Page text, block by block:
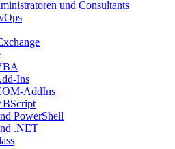
und Consultants
Ins
AddIns
PowerShell
.NET